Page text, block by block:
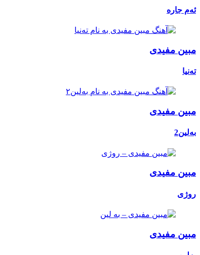
ئەم جارە
مبین مفیدی
تەنیا
مبین مفیدی
بەلین2
مبین مفیدی
روژی
مبین مفیدی